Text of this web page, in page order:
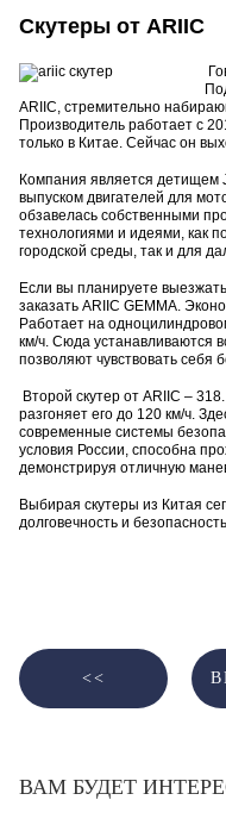
Скутеры от ARIIC
ARIIC, стремительно
Производитель работает с
только в Китае. Сейчас он
Компания является детищем
выпуском двигателей для
обзавелась собственными
технологиями и идеями, как
городской среды, так и для
Если вы планируете
заказать ARIIC GEMMA.
Работает на
км/ч. Сюда устанавливаются
позволяют чувствовать себя
Второй скутер от ARIIC –
разгоняет его до 120 км/ч.
современные системы
условия России, способна
демонстрируя отличную
Выбирая скутеры из Китая
долговечность и
ВАМ БУДЕТ